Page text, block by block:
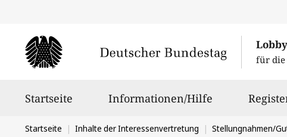
für die
Startseite Informationen/Hilfe
Sie
Startseite Inhalte der Interessenvertretung Stellungnahmen/